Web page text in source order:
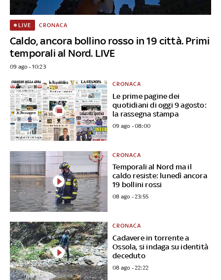
Caldo, ancora bollino rosso in 19 città. Primi
temporali al Nord. LIVE
LIVE CRONACA
09 ago - 10:23
Le prime pagine dei
quotidiani di oggi 9 agosto:
la rassegna stampa
CRONACA
09 ago - 08:00
Temporali al Nord ma il
caldo resiste: lunedì ancora
19 bollini rossi
CRONACA
08 ago - 23:55
Cadavere in torrente a
Ossola, si indaga su identità
deceduto
CRONACA
08 ago - 22:22